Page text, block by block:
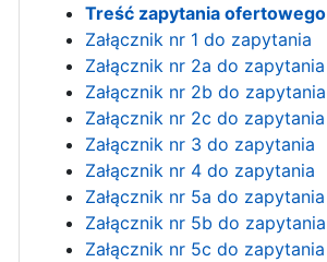
Treść zapytania ofertowego
Załącznik nr 1 do zapytania
Załącznik nr 2a do zapytania
Załącznik nr 2b do zapytania
Załącznik nr 2c do zapytania
Załącznik nr 3 do zapytania
Załącznik nr 4 do zapytania
Załącznik nr 5a do zapytania
Załącznik nr 5b do zapytania
Załącznik nr 5c do zapytania